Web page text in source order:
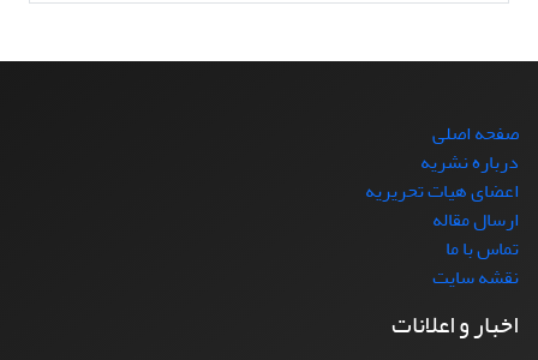
صفحه اصلی
درباره نشریه
اعضای هیات تحریریه
ارسال مقاله
تماس با ما
نقشه سایت
اخبار و اعلانات